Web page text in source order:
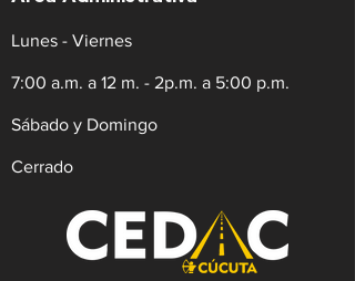
Lunes - Viernes
7:00 a.m. a 12 m. - 2p.m. a 5:00 p.m.
Sábado y Domingo
Cerrado